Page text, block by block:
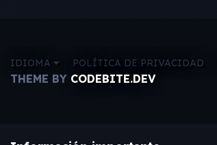
IDIOMA POLÍTICA DE PRIVACIDAD
THEME BY CODEBITE.DEV